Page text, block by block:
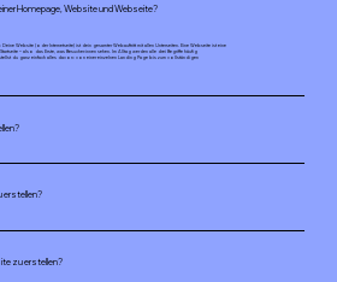
Homepage, Website und Webseite?
Website (oder Internetseite) ist dein gesamter Webauftritt mit allen Unterseiten. Eine Webseite ist eine
– also das Erste, was Besucher:innen sehen. Im Alltag werden alle drei Begriffe häufig
du ganz einfach alles davon: von einer einzelnen Landing Page bis zum vollständigen
erstellen?
zu erstellen?